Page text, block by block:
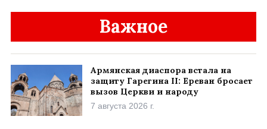
Важное
Армянская диаспора встала на
защиту Гарегина II: Ереван бросает
вызов Церкви и народу
7 августа 2026 г.